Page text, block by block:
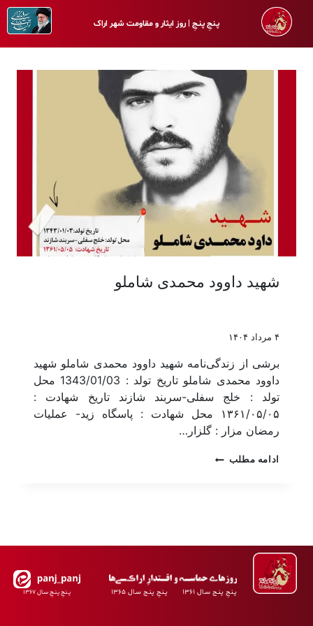
پـنجِ پنـجِ | روز ایثار و مقاومت شهر اراک
شهید داوود محمدی شاملو
۴ مرداد ۱۴۰۴
برشی از زندگی‌نامه شهید داوود محمدی شاملو شهید
داوود محمدی شاملو تاریخ تولد : 1343/01/03 محل
تولد : خلج سفلی-سربند شازند تاریخ شهادت :
۱۳۶۱/۰۵/۰۵ محل شهادت : پاسگاه زید- عملیات
رمضان مزار : گلزار…
ادامه مطلب
پـنجِ پنـج سـال ۱۳۶۱ پـنجِ پنـج سـال ۱۳۶۵ پـنجِ پنـجِ سـال ۱۳۶۷